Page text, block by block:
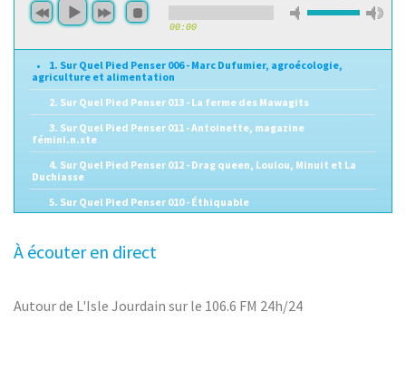
00:00
1. Sur Quel Pied Penser 006 - Marc Dufumier, agroécologie,
agriculture et alimentation
2. Sur Quel Pied Penser 013 - La ferme des Mawagits
3. Sur Quel Pied Penser 011 - Antoinette, magazine
fémini.n.ste
4. Sur Quel Pied Penser 012 - Drag queen, Loulou, Minuit et La
Duchiasse
5. Sur Quel Pied Penser 010 - Éthiquable
9. Sur Quel Pied Penser 003 - Jean Brasse & Octoplus 01
À écouter en direct
Autour de L'Isle Jourdain sur le 106.6 FM 24h/24